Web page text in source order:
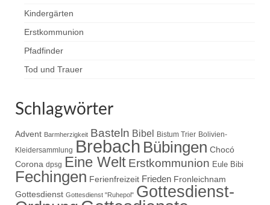
Kindergärten
Erstkommunion
Pfadfinder
Tod und Trauer
Schlagwörter
Advent Barmherzigkeit Basteln Bibel Bistum Trier Bolivien-
Kleidersammlung Brebach Bübingen Chocó
Corona dpsg Eine Welt Erstkommunion Eule Bibi
Fechingen Ferienfreizeit Frieden Fronleichnam
Gottesdienst Gottesdienst "Ruhepol" Gottesdienst-